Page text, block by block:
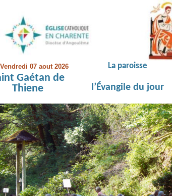
Vendredi 07 aout 2026
Gaétan de
Thiene
La paroisse
l’Évangile du jour